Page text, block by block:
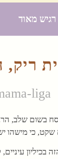
מאוד
ריק,
liga
בשום שלב,
כי מישהו
בכיליון